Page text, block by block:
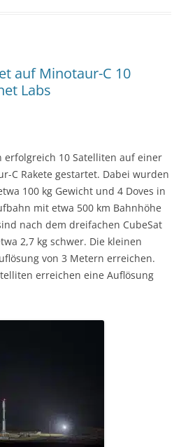
auf Minotaur-C 10
Labs
erfolgreich 10 Satelliten auf einer
C Rakete gestartet. Dabei wurden
100 kg Gewicht und 4 Doves in
mit etwa 500 km Bahnhöhe
nach dem dreifachen CubeSat
2,7 kg schwer. Die kleinen
von 3 Metern erreichen.
erreichen eine Auflösung